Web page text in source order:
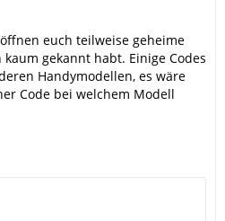
euch teilweise geheime
gekannt habt. Einige Codes
Handymodellen, es wäre
Code bei welchem Modell